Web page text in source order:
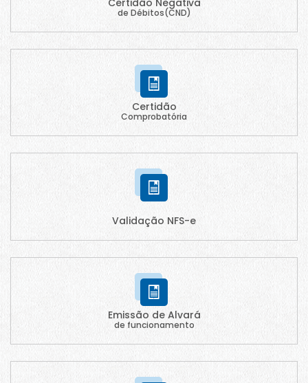
Certidão Negativa
de Débitos(CND)
Certidão
Comprobatória
Validação NFS-e
Emissão de Alvará
de funcionamento